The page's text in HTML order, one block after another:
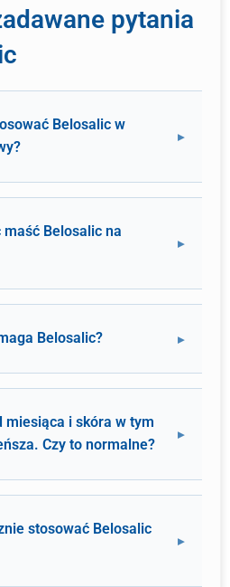
pytania
Belosalic w
Belosalic na
Belosalic?
miesiąca i skóra w tym
Czy to normalne?
stosować Belosalic